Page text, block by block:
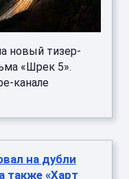
новый тизер-
«Шрек 5».
канале
на дубли
также «Харт